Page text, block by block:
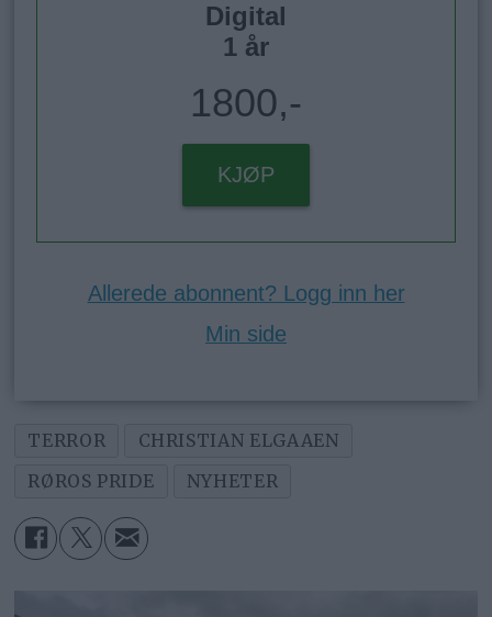
Digital
1 år
1800,-
KJØP
Allerede abonnent? Logg inn her
Min side
TERROR
CHRISTIAN ELGAAEN
RØROS PRIDE
NYHETER